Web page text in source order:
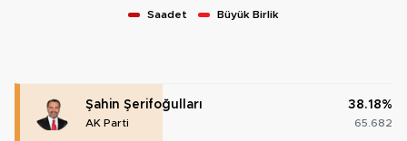
Saadet
Büyük Birlik
Şahin Şerifoğulları
AK Parti
38.18%
65.682